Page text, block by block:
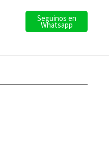
Seguinos en
Whatsapp